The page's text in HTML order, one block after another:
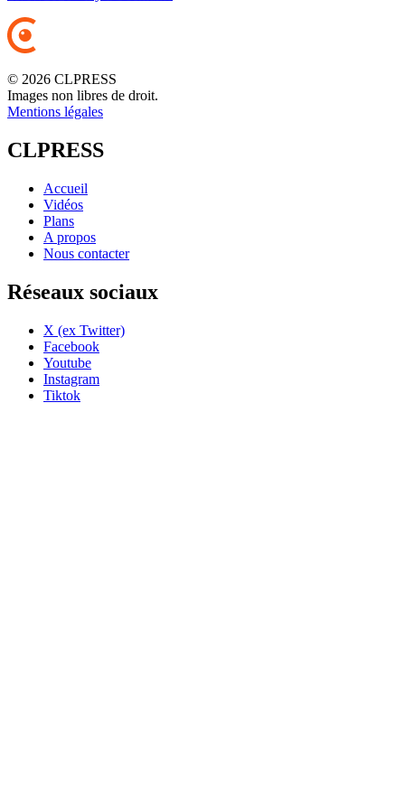
© 2026 CLPRESS
Images non libres de droit.
Mentions légales
CLPRESS
Accueil
Vidéos
Plans
A propos
Nous contacter
Réseaux sociaux
X (ex Twitter)
Facebook
Youtube
Instagram
Tiktok